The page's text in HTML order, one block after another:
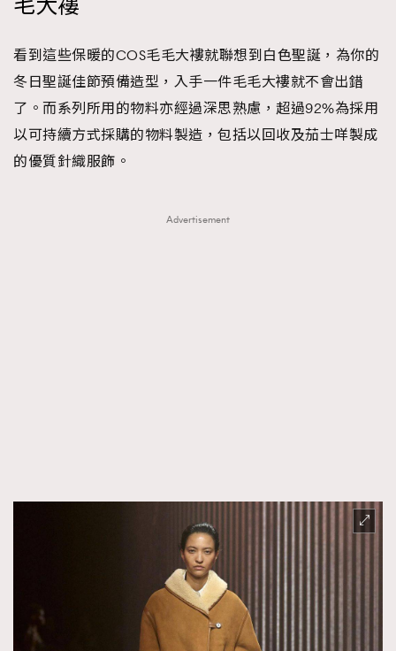
毛大褸
看到這些保暖的COS毛毛大褸就聯想到白色聖誕，為你的
冬日聖誕佳節預備造型，入手一件毛毛大褸就不會出錯
了。而系列所用的物料亦經過深思熟慮，超過92%為採用
以可持續方式採購的物料製造，包括以回收及茄士咩製成
的優質針織服飾。
Advertisement